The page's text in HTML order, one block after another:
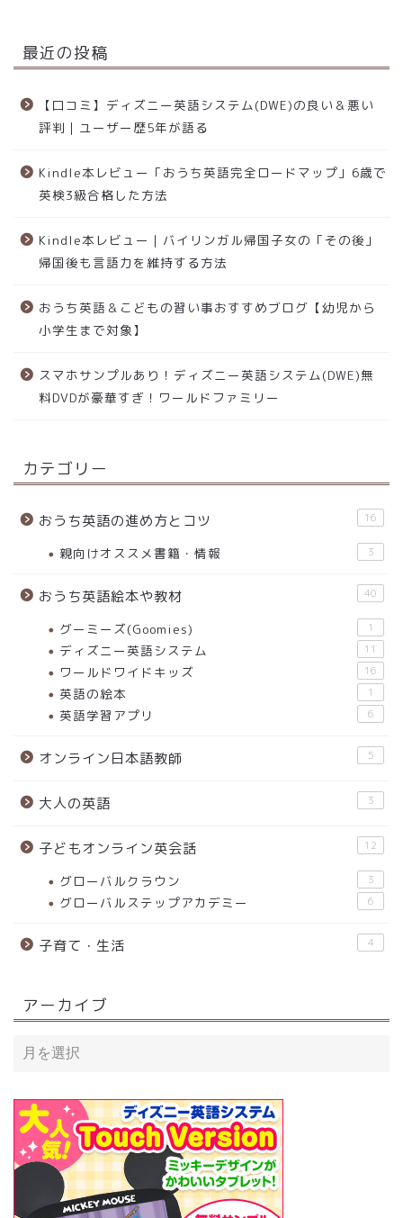
最近の投稿
【口コミ】ディズニー英語システム(DWE)の良い＆悪い
評判｜ユーザー歴5年が語る
Kindle本レビュー「おうち英語完全ロードマップ」6歳で
英検3級合格した方法
Kindle本レビュー｜バイリンガル帰国子女の「その後」
帰国後も言語力を維持する方法
おうち英語＆こどもの習い事おすすめブログ【幼児から
小学生まで対象】
スマホサンプルあり！ディズニー英語システム(DWE)無
料DVDが豪華すぎ！ワールドファミリー
カテゴリー
おうち英語の進め方とコツ 16
親向けオススメ書籍・情報 3
おうち英語絵本や教材 40
グーミーズ(Goomies) 1
ディズニー英語システム 11
ワールドワイドキッズ 16
英語の絵本 1
英語学習アプリ 6
オンライン日本語教師 5
大人の英語 3
子どもオンライン英会話 12
グローバルクラウン 3
グローバルステップアカデミー 6
子育て・生活 4
アーカイブ